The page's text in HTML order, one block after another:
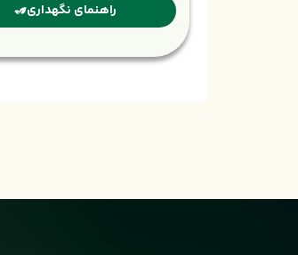
راهنمای نگهداری